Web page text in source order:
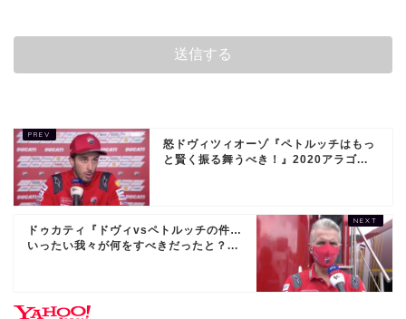
怒ドヴィツィオーゾ『ペトルッチはもっ
と賢く振る舞うべき！』2020アラゴ...
ドゥカティ『ドヴィvsペトルッチの件…
いったい我々が何をすべきだったと？...